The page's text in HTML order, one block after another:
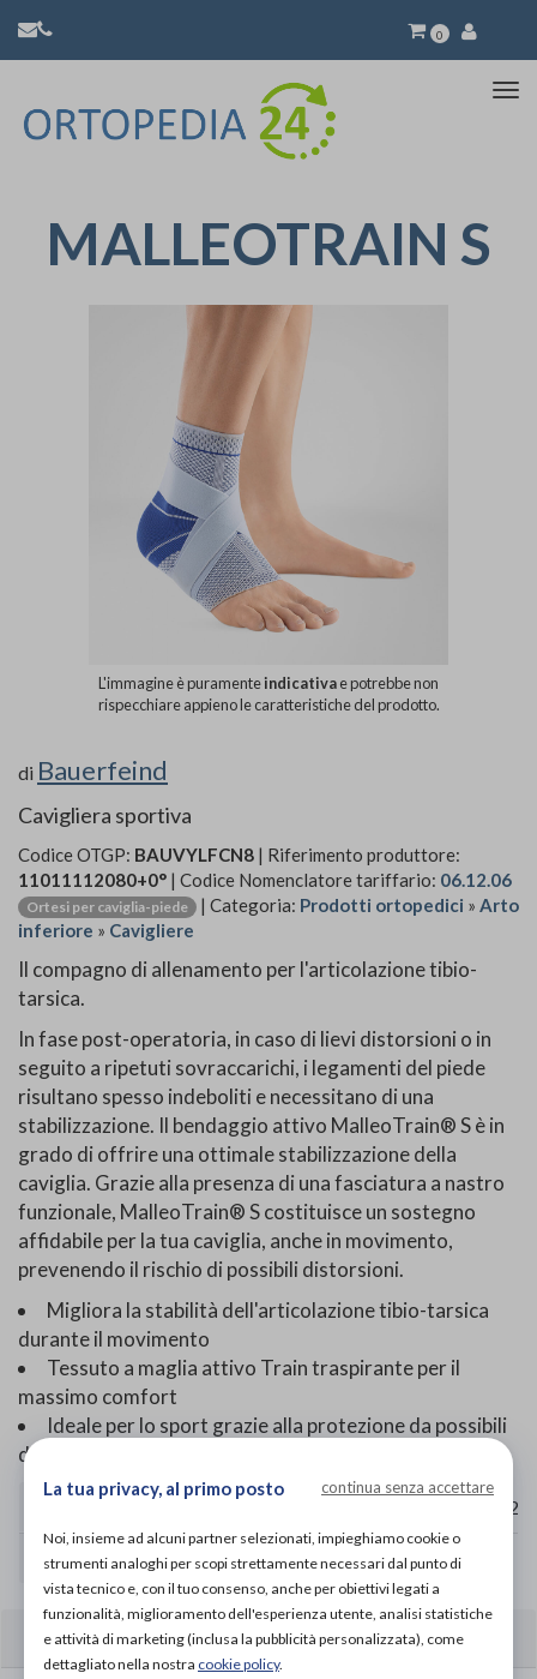
0
MALLEOTRAIN S
L'immagine è puramenteindicativae potrebbe non
rispecchiare appieno le caratteristiche del prodotto.
di Bauerfeind
Cavigliera sportiva
Codice OTGP: BAUVYLFCN8 | Riferimento produttore:
11011112080+0° | Codice Nomenclatore tariffario: 06.12.06
Ortesi per caviglia-piede | Categoria: Prodotti ortopedici » Arto
inferiore » Cavigliere
Il compagno di allenamento per l'articolazione tibio-
tarsica.
In fase post-operatoria, in caso di lievi distorsioni o in
seguito a ripetuti sovraccarichi, i legamenti del piede
risultano spesso indeboliti e necessitano di una
stabilizzazione. Il bendaggio attivo MalleoTrain® S è in
grado di offrire una ottimale stabilizzazione della
caviglia. Grazie alla presenza di una fasciatura a nastro
funzionale, MalleoTrain® S costituisce un sostegno
affidabile per la tua caviglia, anche in movimento,
prevenendo il rischio di possibili distorsioni.
Migliora la stabilità dell'articolazione tibio-tarsica
durante il movimento
Tessuto a maglia attivo Train traspirante per il
massimo comfort
Ideale per lo sport grazie alla protezione da possibili
distorsioni
TAGLIA 1 2 3 4
CARATTERISTICHE
La tua privacy, al primo posto continua senza accettare
Noi, insieme ad alcuni partner selezionati, impieghiamo cookie o
strumenti analoghi per scopi strettamente necessari dal punto di
vista tecnico e, con il tuo consenso, anche per obiettivi legati a
funzionalità, miglioramento dell'esperienza utente, analisi statistiche
e attività di marketing (inclusa la pubblicità personalizzata), come
dettagliato nella nostra cookie policy.